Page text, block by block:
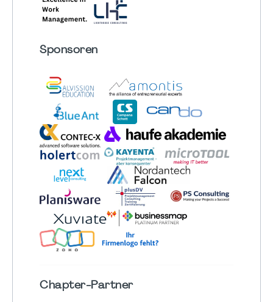
Sponsoren
Chapter-Partner